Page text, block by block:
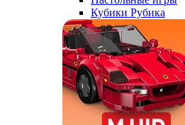
Кубики Рубика